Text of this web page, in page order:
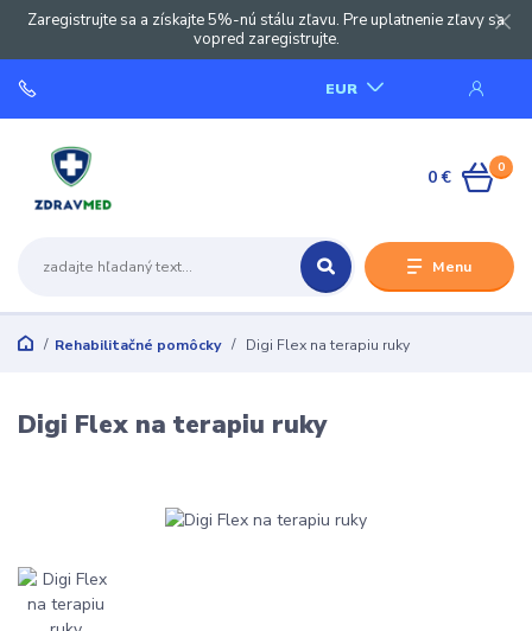
Zaregistrujte sa a získajte 5%-nú stálu zľavu. Pre uplatnenie zľavy sa
vopred zaregistrujte.
Menu
EUR
0
0 €
Rehabilitačné pomôcky Digi Flex na terapiu ruky
Digi Flex na terapiu ruky